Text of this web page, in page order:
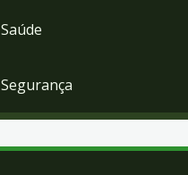
Saúde
Segurança